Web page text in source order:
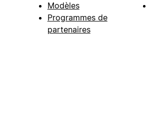
Modèles
Programmes de
partenaires